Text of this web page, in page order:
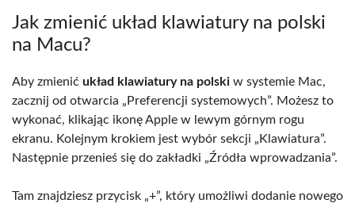
Jak zmienić układ klawiatury na polski
na Macu?
Aby zmienić układ klawiatury na polski w systemie Mac,
zacznij od otwarcia „Preferencji systemowych”. Możesz to
wykonać, klikając ikonę Apple w lewym górnym rogu
ekranu. Kolejnym krokiem jest wybór sekcji „Klawiatura”.
Następnie przenieś się do zakładki „Źródła wprowadzania”.
Tam znajdziesz przycisk „+”, który umożliwi dodanie nowego